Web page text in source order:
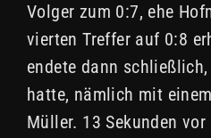
Volger zum 0:7, ehe
vierten Treffer auf 0:8
endete dann
hatte, nämlich mit
Müller. 13 Sekunden